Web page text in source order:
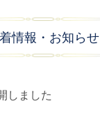
情報・お知らせ
しました